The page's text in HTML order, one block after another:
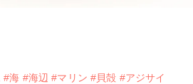
#海 #海辺 #マリン #貝殻 #アジサイ